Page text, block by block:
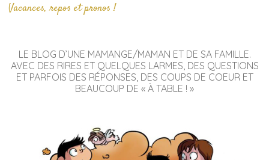
Vacances, repos et pronos !
LE BLOG D’UNE MAMANGE/MAMAN ET DE SA FAMILLE.
AVEC DES RIRES ET QUELQUES LARMES, DES QUESTIONS
ET PARFOIS DES RÉPONSES, DES COUPS DE COEUR ET
BEAUCOUP DE « À TABLE ! »